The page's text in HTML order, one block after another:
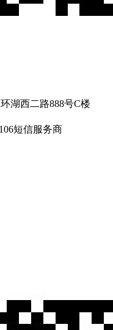
湖西二路888号C楼
短信服务商